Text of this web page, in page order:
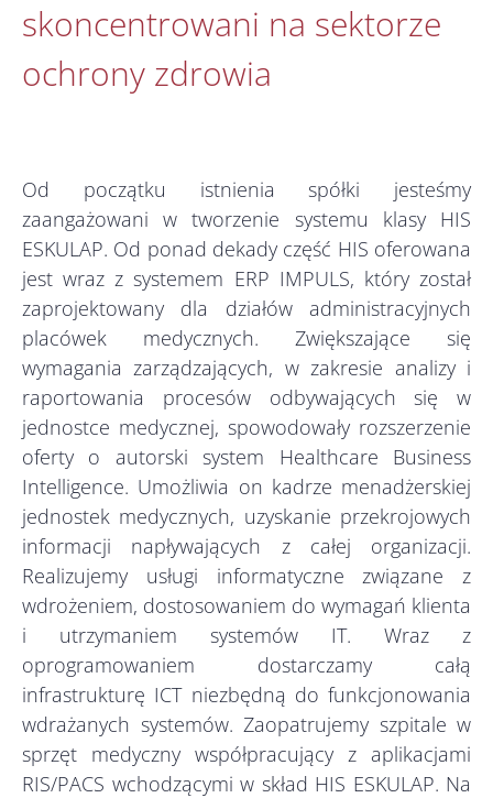
skoncentrowani na sektorze
ochrony zdrowia
Od początku istnienia spółki jesteśmy
zaangażowani w tworzenie systemu klasy HIS
ESKULAP. Od ponad dekady część HIS oferowana
jest wraz z systemem ERP IMPULS, który został
zaprojektowany dla działów administracyjnych
placówek medycznych. Zwiększające się
wymagania zarządzających, w zakresie analizy i
raportowania procesów odbywających się w
jednostce medycznej, spowodowały rozszerzenie
oferty o autorski system Healthcare Business
Intelligence. Umożliwia on kadrze menadżerskiej
jednostek medycznych, uzyskanie przekrojowych
informacji napływających z całej organizacji.
Realizujemy usługi informatyczne związane z
wdrożeniem, dostosowaniem do wymagań klienta
i utrzymaniem systemów IT. Wraz z
oprogramowaniem dostarczamy całą
infrastrukturę ICT niezbędną do funkcjonowania
wdrażanych systemów. Zaopatrujemy szpitale w
sprzęt medyczny współpracujący z aplikacjami
RIS/PACS wchodzącymi w skład HIS ESKULAP. Na